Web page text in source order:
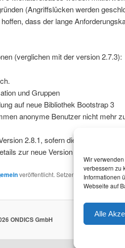
Wir
verbessern zu
Informationen
Webseite auf
Alle
(Angriffslücken werden
dass der lange
(verglichen mit der version 2.7.3):
und Gruppen
auf neue Bibliothek Bootstrap 3
anonyme Benutzer nicht mehr
2.8.1, sofern die 2.7 noch nicht
zur neue Version gibt es im
veröffentlicht. Setzen Sie ein
ONDICS GmbH